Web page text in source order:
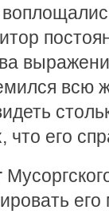
всю
что его